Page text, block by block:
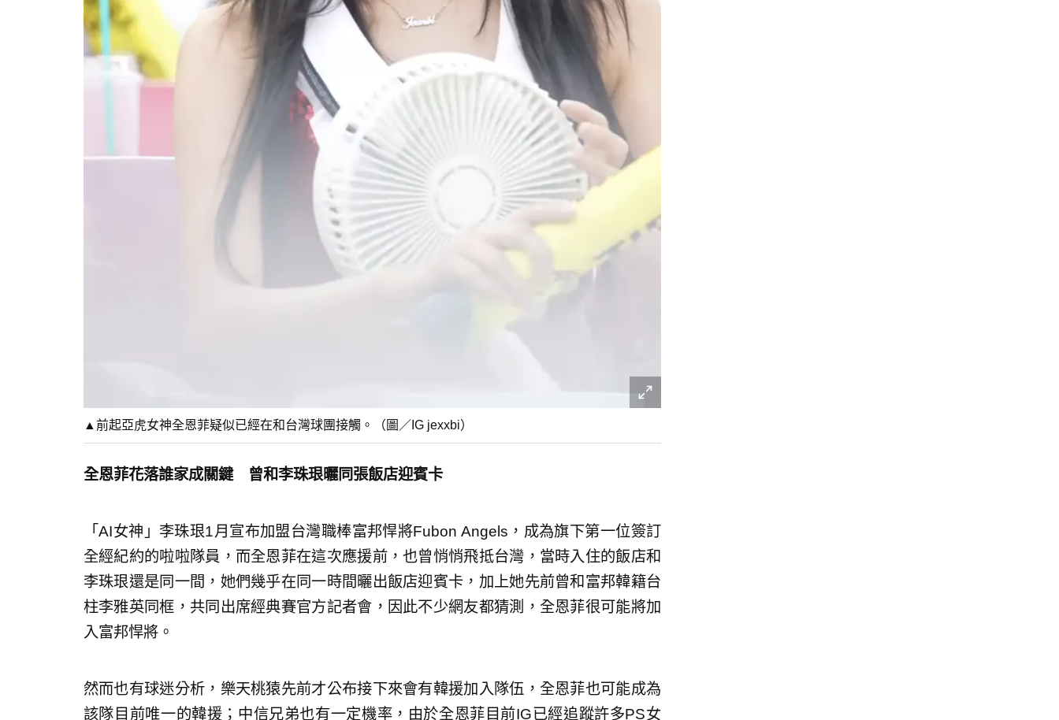
▲前起亞虎女神全恩菲疑似已經在和台灣球團接觸。（圖／IG jexxbi）
全恩菲花落誰家成關鍵 曾和李珠珢曬同張飯店迎賓卡
「AI女神」李珠珢1月宣布加盟台灣職棒富邦悍將Fubon Angels，成為旗下第一位簽訂
全經紀約的啦啦隊員，而全恩菲在這次應援前，也曾悄悄飛抵台灣，當時入住的飯店和
李珠珢還是同一間，她們幾乎在同一時間曬出飯店迎賓卡，加上她先前曾和富邦韓籍台
柱李雅英同框，共同出席經典賽官方記者會，因此不少網友都猜測，全恩菲很可能將加
入富邦悍將。
然而也有球迷分析，樂天桃猿先前才公布接下來會有韓援加入隊伍，全恩菲也可能成為
該隊目前唯一的韓援；中信兄弟也有一定機率，由於全恩菲目前IG已經追蹤許多PS女